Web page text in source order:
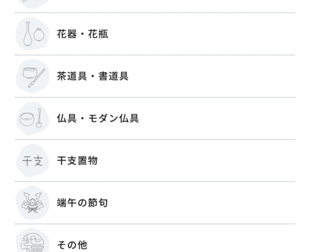
花器・花瓶
茶道具・書道具
仏具・モダン仏具
干支置物
端午の節句
その他